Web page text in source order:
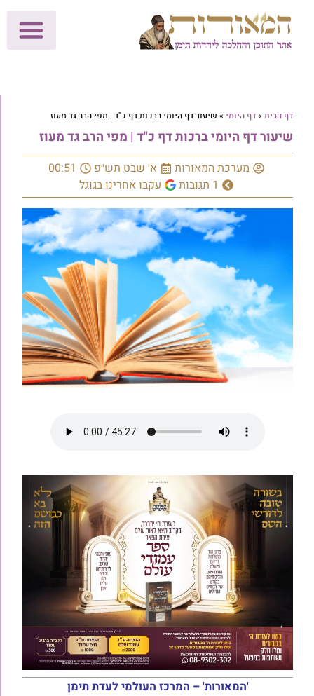
דף הבית »דף היומי » שיעור דף היומי ברכות דף כ"ד | מפי הרב גד מעוז
שיעור דף היומי ברכות דף כ"ד | מפי הרב גד מעוז
מערכת המאורות א׳ שבט תש״פ
00:51
1 תגובות
עקבו אחרינו בגוגל
'המאורות' – המרכז העולמי לעדת תימן